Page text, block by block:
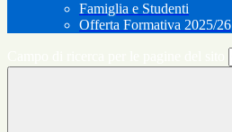
Famiglia e Studenti
Offerta Formativa 2025/26